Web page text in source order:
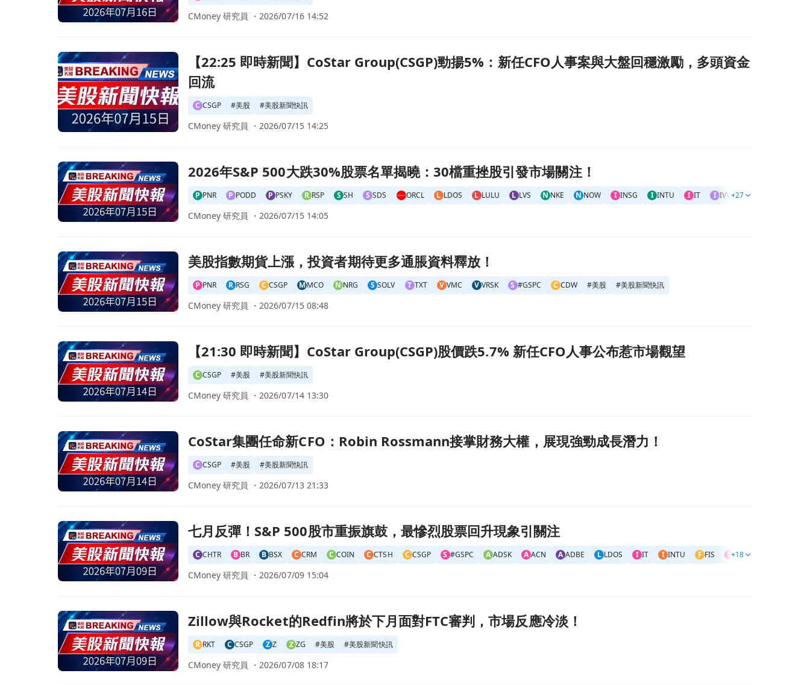
CMoney 研究員 ・2026/07/16 14:52
前往【22:25 即時新聞】CoStar Group(CSGP)勁揚5%：新任CFO人事案與大盤回穩激勵，多頭資金回流頁面
【22:25 即時新聞】CoStar Group(CSGP)勁揚5%：新任CFO人事案與大盤回穩激勵，多頭資金
回流
C CSGP #美股 #美股新聞快訊
CMoney 研究員 ・2026/07/15 14:25
前往2026年S&P 500大跌30%股票名單揭曉：30檔重挫股引發市場關注！頁面
2026年S&P 500大跌30%股票名單揭曉：30檔重挫股引發市場關注！
P PNR P PODD P PSKY R RSP S SH S SDS ORCL L LDOS L LULU L LVS NNKE N NOW I INSG I INTU I IT I IVV S #GSPC
+27
CMoney 研究員 ・2026/07/15 14:05
前往美股指數期貨上漲，投資者期待更多通脹資料釋放！頁面美股指數期貨上漲，投資者期待更多通脹資料釋放！
P PNR R RSG C CSGP MMCO N NRG S SOLV T TXT V VMC V VRSK S #GSPC C CDW #美股 #美股新聞快訊
CMoney 研究員 ・2026/07/15 08:48
前往【21:30 即時新聞】CoStar Group(CSGP)股價跌5.7% 新任CFO人事公布惹市場觀望頁面
【21:30 即時新聞】CoStar Group(CSGP)股價跌5.7% 新任CFO人事公布惹市場觀望
C CSGP #美股 #美股新聞快訊
CMoney 研究員 ・2026/07/14 13:30
前往CoStar集團任命新CFO：Robin Rossmann接掌財務大權，展現強勁成長潛力！頁面
CoStar集團任命新CFO：Robin Rossmann接掌財務大權，展現強勁成長潛力！
C CSGP #美股 #美股新聞快訊
CMoney 研究員 ・2026/07/13 21:33
前往七月反彈！S&P 500股市重振旗鼓，最慘烈股票回升現象引關注頁面
七月反彈！S&P 500股市重振旗鼓，最慘烈股票回升現象引關注
C CHTR B BR B BSX C CRM C COIN C CTSH C CSGP S #GSPC A ADSK A ACN A ADBE L LDOS I IT I INTU F FIS G GDDY
+18
CMoney 研究員 ・2026/07/09 15:04
前往Zillow與Rocket的Redfin將於下月面對FTC審判，市場反應冷淡！頁面
Zillow與Rocket的Redfin將於下月面對FTC審判，市場反應冷淡！
R RKT C CSGP Z Z Z ZG #美股 #美股新聞快訊
CMoney 研究員 ・2026/07/08 18:17